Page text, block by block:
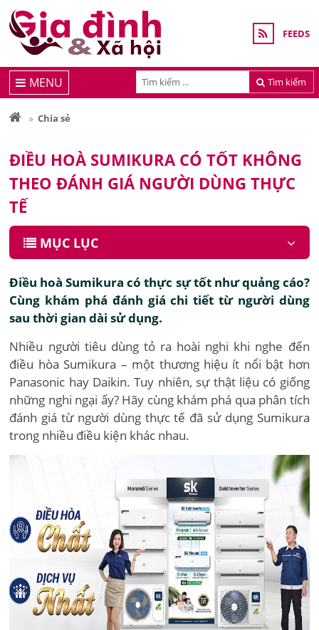
FEEDS
Tìm kiếm
MENU
Chia sẻ
ĐIỀU HOÀ SUMIKURA CÓ TỐT KHÔNG
THEO ĐÁNH GIÁ NGƯỜI DÙNG THỰC
TẾ
MỤC LỤC
Điều hoà Sumikura có thực sự tốt như quảng cáo?
Cùng khám phá đánh giá chi tiết từ người dùng
sau thời gian dài sử dụng.
Nhiều người tiêu dùng tỏ ra hoài nghi khi nghe đến
điều hòa Sumikura – một thương hiệu ít nổi bật hơn
Panasonic hay Daikin. Tuy nhiên, sự thật liệu có giống
những nghi ngại ấy? Hãy cùng khám phá qua phân tích
đánh giá từ người dùng thực tế đã sử dụng Sumikura
trong nhiều điều kiện khác nhau.